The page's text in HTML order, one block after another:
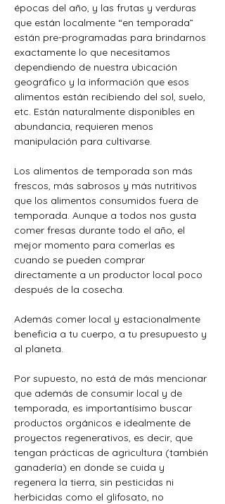
épocas del año, y las frutas y verduras
que están localmente “en temporada”
están pre-programadas para brindarnos
exactamente lo que necesitamos
dependiendo de nuestra ubicación
geográfico y la información que esos
alimentos están recibiendo del sol, suelo,
etc. Están naturalmente disponibles en
abundancia, requieren menos
manipulación para cultivarse.
Los alimentos de temporada son más
frescos, más sabrosos y más nutritivos
que los alimentos consumidos fuera de
temporada. Aunque a todos nos gusta
comer fresas durante todo el año, el
mejor momento para comerlas es
cuando se pueden comprar
directamente a un productor local poco
después de la cosecha.
Además comer local y estacionalmente
beneficia a tu cuerpo, a tu presupuesto y
al planeta.
Por supuesto, no está de más mencionar
que además de consumir local y de
temporada, es importantísimo buscar
productos orgánicos e idealmente de
proyectos regenerativos, es decir, que
tengan prácticas de agricultura (también
ganadería) en donde se cuida y
regenera la tierra, sin pesticidas ni
herbicidas como el glifosato, no